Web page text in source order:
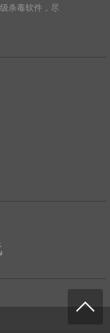
杀毒软件，尽